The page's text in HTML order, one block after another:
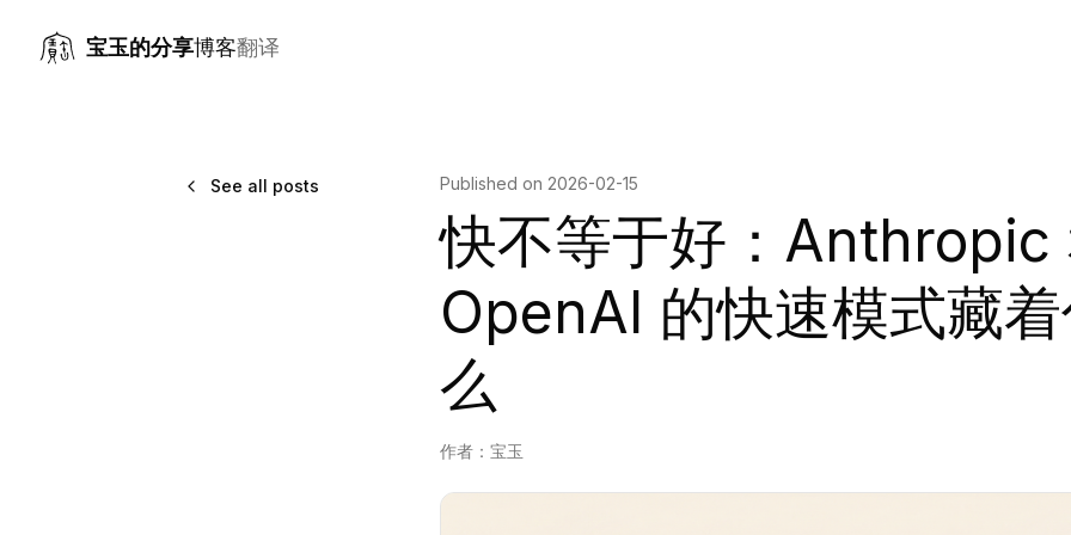
宝玉的分享博客翻译
See all posts Published on 2026-02-15
快不等于好：Anthropic
OpenAI 的快速模式藏
么
作者： 宝玉